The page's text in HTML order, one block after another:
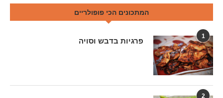
המתכונים הכי פופולריים
1
פרגיות בדבש וסויה
2